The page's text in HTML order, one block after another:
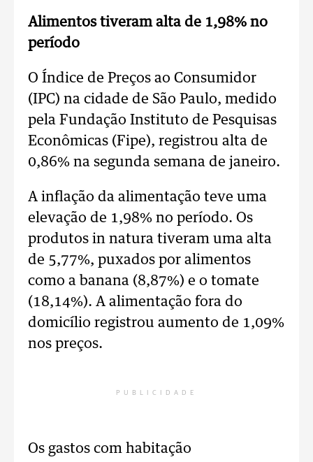
Alimentos tiveram alta de 1,98% no
período
O Índice de Preços ao Consumidor
(IPC) na cidade de São Paulo, medido
pela Fundação Instituto de Pesquisas
Econômicas (Fipe), registrou alta de
0,86% na segunda semana de janeiro.
A inflação da alimentação teve uma
elevação de 1,98% no período. Os
produtos in natura tiveram uma alta
de 5,77%, puxados por alimentos
como a banana (8,87%) e o tomate
(18,14%). A alimentação fora do
domicílio registrou aumento de 1,09%
nos preços.
PUBLICIDADE
Os gastos com habitação